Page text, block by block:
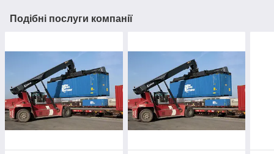
Подібні послуги компанії